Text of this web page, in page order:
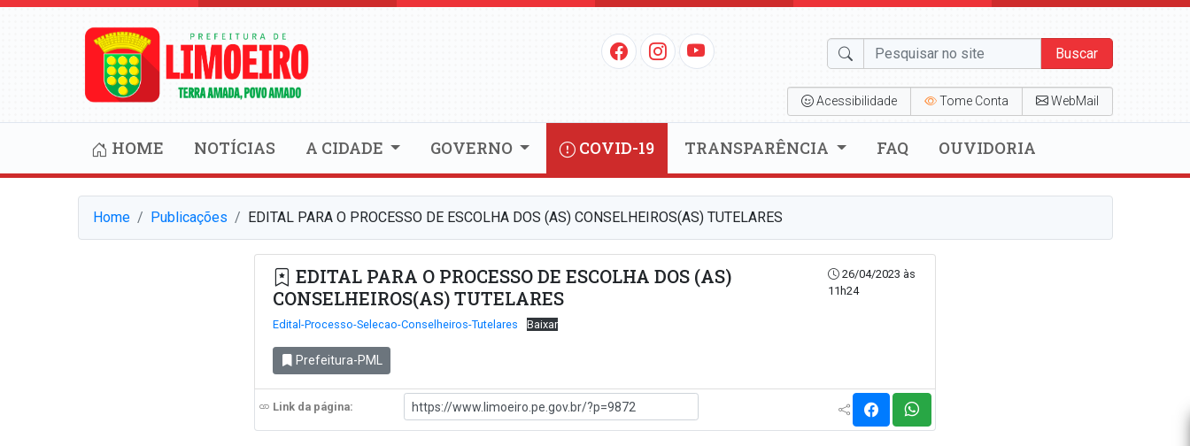
Buscar
Acessibilidade Tome Conta WebMail
HOME NOTÍCIAS A CIDADE GOVERNO COVID-19 TRANSPARÊNCIA FAQ OUVIDORIA
Home Publicações EDITAL PARA O PROCESSO DE ESCOLHA DOS (AS) CONSELHEIROS(AS) TUTELARES
EDITAL PARA O PROCESSO DE ESCOLHA DOS (AS)
CONSELHEIROS(AS) TUTELARES
26/04/2023 às
11h24
Edital-Processo-Selecao-Conselheiros-Tutelares Baixar
Prefeitura-PML
Link da página: